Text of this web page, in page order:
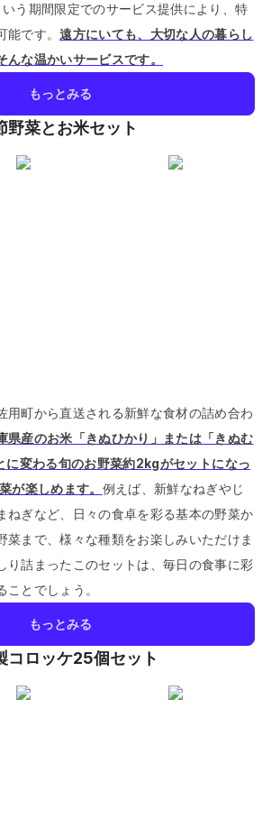
う期間限定でのサービス提供により、特
能です。遠方にいても、大切な人の暮らし
な温かいサービスです。
もっとみる
野菜とお米セット
用町から直送される新鮮な食材の詰め合わ
県産のお米「きぬひかり」または「きぬむ
変わる旬のお野菜約2kgがセットになっ
が楽しめます。 例えば、新鮮なねぎやじ
ねぎなど、日々の食卓を彩る基本の野菜か
菜まで、様々な種類をお楽しみいただけま
り詰まったこのセットは、毎日の食事に彩
ことでしょう。
もっとみる
コロッケ25個セット